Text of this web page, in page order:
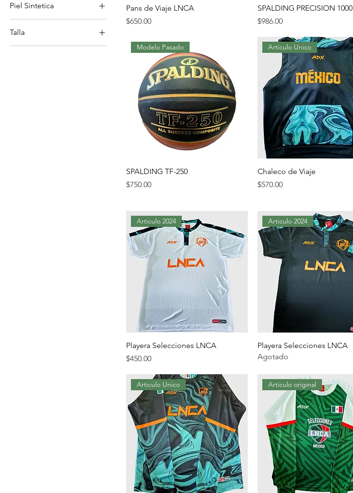
Piel Sintetica
REACT-250
Talla
Pans de Viaje LNCA
Precio
$650.00
SPALDING PRECISION 1000
Precio
$986.00
Modelo Pasado
SPALDING TF-250
Precio
$750.00
Articulo Unico
Chaleco de Viaje
Precio
$570.00
Articulo 2024
Playera Selecciones LNCA
Precio
$450.00
Articulo 2024
Playera Selecciones LNCA
Agotado
Articulo Unico Articulo original